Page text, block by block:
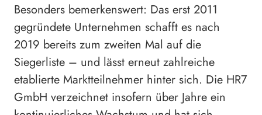
Besonders bemerkenswert: Das erst 2011
gegründete Unternehmen schafft es nach
2019 bereits zum zweiten Mal auf die
Siegerliste – und lässt erneut zahlreiche
etablierte Marktteilnehmer hinter sich. Die HR7
GmbH verzeichnet insofern über Jahre ein